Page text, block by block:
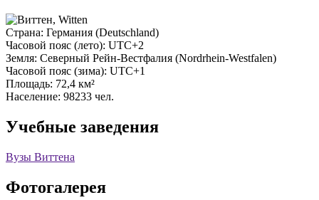
Страна: Германия (Deutschland)
Часовой пояс (лето): UTC+2
Земля: Северный Рейн-Вестфалия (Nordrhein-Westfalen)
Часовой пояс (зима): UTC+1
Площадь: 72,4 км²
Население: 98233 чел.
Учебные заведения
Вузы Виттена
Фотогалерея